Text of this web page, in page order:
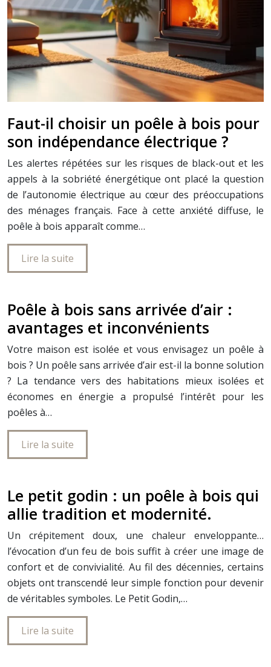
Faut-il choisir un poêle à bois pour
son indépendance électrique ?
Les alertes répétées sur les risques de black-out et les
appels à la sobriété énergétique ont placé la question
de l’autonomie électrique au cœur des préoccupations
des ménages français. Face à cette anxiété diffuse, le
poêle à bois apparaît comme…
Lire la suite
Poêle à bois sans arrivée d’air :
avantages et inconvénients
Votre maison est isolée et vous envisagez un poêle à
bois ? Un poêle sans arrivée d’air est-il la bonne solution
? La tendance vers des habitations mieux isolées et
économes en énergie a propulsé l’intérêt pour les
poêles à…
Lire la suite
Le petit godin : un poêle à bois qui
allie tradition et modernité.
Un crépitement doux, une chaleur enveloppante…
l’évocation d’un feu de bois suffit à créer une image de
confort et de convivialité. Au fil des décennies, certains
objets ont transcendé leur simple fonction pour devenir
de véritables symboles. Le Petit Godin,…
Lire la suite